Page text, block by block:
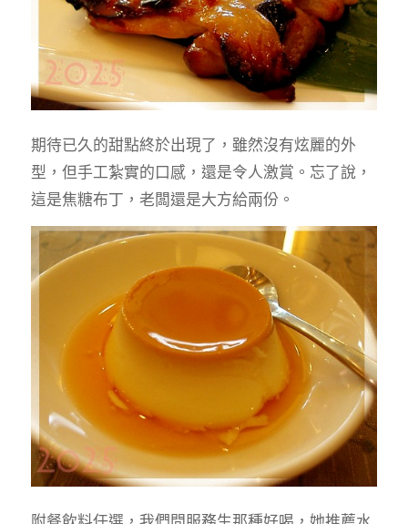
期待已久的甜點終於出現了，雖然沒有炫麗的外
型，但手工紮實的口感，還是令人激賞。忘了說，
這是焦糖布丁，老闆還是大方給兩份。